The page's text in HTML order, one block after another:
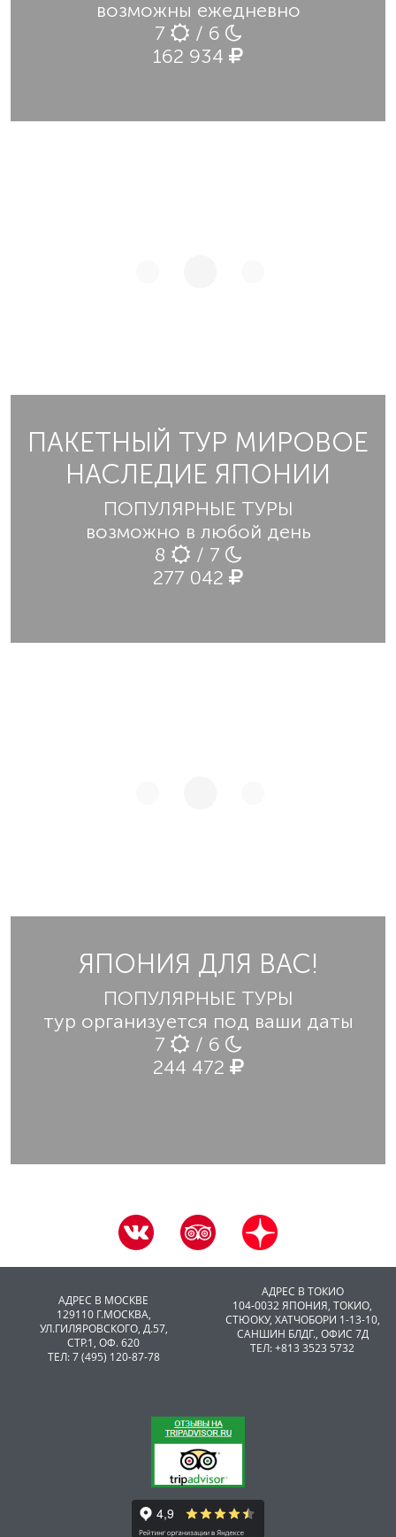
возможны ежедневно
7
/ 6
162 934
ПАКЕТНЫЙ ТУР МИРОВОЕ
НАСЛЕДИЕ ЯПОНИИ
ПОПУЛЯРНЫЕ ТУРЫ
возможно в любой день
8
/ 7
277 042
ЯПОНИЯ ДЛЯ ВАС!
ПОПУЛЯРНЫЕ ТУРЫ
тур организуется под ваши даты
7
/ 6
244 472
АДРЕС В МОСКВЕ
129110 Г.МОСКВА,
УЛ.ГИЛЯРОВСКОГО, Д.57,
СТР.1, ОФ. 620
ТЕЛ: 7 (495) 120-87-78
АДРЕС В ТОКИО
104-0032 ЯПОНИЯ, ТОКИО,
CТЮОКУ, ХАТЧОБОРИ 1-13-10,
САНШИН БЛДГ., ОФИС 7Д
ТЕЛ: +813 3523 5732